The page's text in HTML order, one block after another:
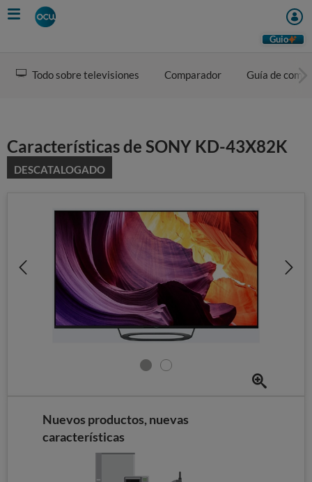
Skip
to
Guio
Todo sobre televisiones Comparador Guía de
Características de SONY KD-43X82K
DESCATALOGADO
Nuevos productos, nuevas
características